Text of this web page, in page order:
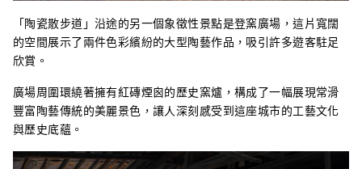
「陶瓷散步道」沿途的另一個象徵性景點是登窯廣場，這片寬闊
的空間展示了兩件色彩繽紛的大型陶藝作品，吸引許多遊客駐足
欣賞。
廣場周圍環繞著擁有紅磚煙囪的歷史窯爐，構成了一幅展現常滑
豐富陶藝傳統的美麗景色，讓人深刻感受到這座城市的工藝文化
與歷史底蘊。